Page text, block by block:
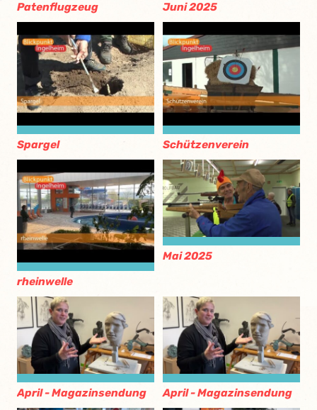
Patenflugzeug Juni 2025
Spargel Schützenverein
rheinwelle
Mai 2025
April - Magazinsendung April - Magazinsendung